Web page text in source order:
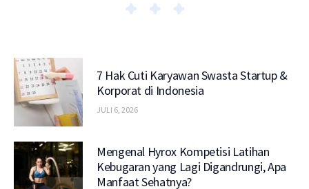
7 Hak Cuti Karyawan Swasta Startup &
Korporat di Indonesia
JULI 6, 2026
Mengenal Hyrox Kompetisi Latihan
Kebugaran yang Lagi Digandrungi, Apa
Manfaat Sehatnya?